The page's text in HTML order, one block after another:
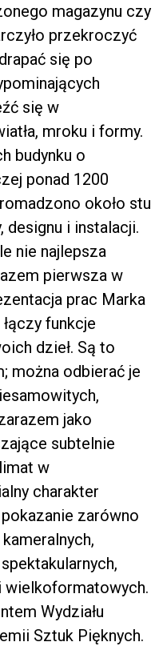
magazynu czy
przekroczyć
się po
się w
mroku i formy.
budynku o
ponad 1200
około stu
designu i instalacji.
nie najlepsza
pierwsza w
prac Marka
funkcje
dzieł. Są to
można odbierać je
jako
subtelnie
w
charakter
zarówno
wielkoformatowych.
Wydziału
Sztuk Pięknych.